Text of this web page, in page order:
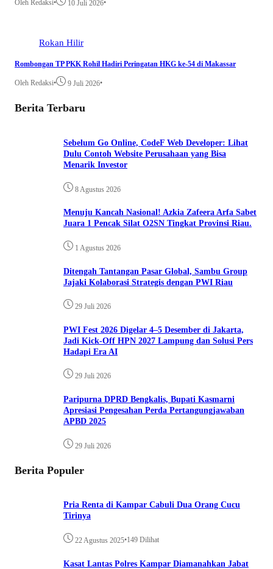
Oleh Redaksi• 10 Juli 2026•
Rokan Hilir
Rombongan TP PKK Rohil Hadiri Peringatan HKG ke-54 di Makassar
Oleh Redaksi• 9 Juli 2026•
Berita Terbaru
Sebelum Go Online, CodeF Web Developer: Lihat
Dulu Contoh Website Perusahaan yang Bisa
Menarik Investor
8 Agustus 2026
Menuju Kancah Nasional! Azkia Zafeera Arfa Sabet
Juara 1 Pencak Silat O2SN Tingkat Provinsi Riau.
1 Agustus 2026
Ditengah Tantangan Pasar Global, Sambu Group
Jajaki Kolaborasi Strategis dengan PWI Riau
29 Juli 2026
PWI Fest 2026 Digelar 4–5 Desember di Jakarta,
Jadi Kick-Off HPN 2027 Lampung dan Solusi Pers
Hadapi Era AI
29 Juli 2026
Paripurna DPRD Bengkalis, Bupati Kasmarni
Apresiasi Pengesahan Perda Pertangungjawaban
APBD 2025
29 Juli 2026
Berita Populer
Pria Renta di Kampar Cabuli Dua Orang Cucu
Tirinya
22 Agustus 2025•149 Dilihat
Kasat Lantas Polres Kampar Diamanahkan Jabat